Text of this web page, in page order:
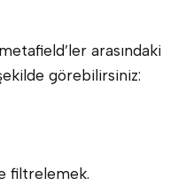
arasındaki
görebilirsiniz:
filtrelemek.